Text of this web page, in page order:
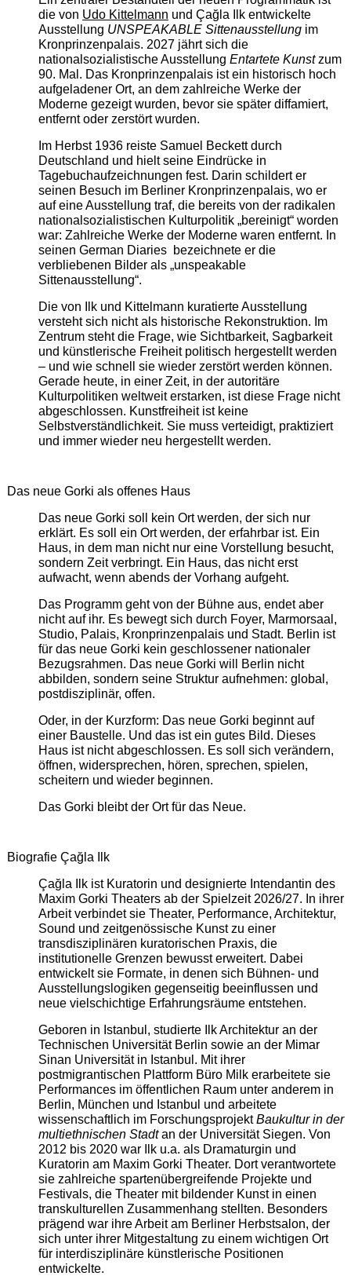
die von Udo Kittelmann und Çağla Ilk entwickelte
Ausstellung UNSPEAKABLE Sittenausstellungim
Kronprinzenpalais. 2027 jährt sich die
nationalsozialistische Ausstellung Entartete Kunstzum
90. Mal. Das Kronprinzenpalais ist ein historisch hoch
aufgeladener Ort, an dem zahlreiche Werke der
Moderne gezeigt wurden, bevor sie später diffamiert,
entfernt oder zerstört wurden.
Im Herbst 1936 reiste Samuel Beckett durch
Deutschland und hielt seine Eindrücke in
Tagebuchaufzeichnungen fest. Darin schildert er
seinen Besuch im Berliner Kronprinzenpalais, wo er
auf eine Ausstellung traf, die bereits von der radikalen
nationalsozialistischen Kulturpolitik „bereinigt“ worden
war: Zahlreiche Werke der Moderne waren entfernt. In
seinen German Diaries bezeichnete er die
verbliebenen Bilder als „unspeakable
Sittenausstellung“.
Die von Ilk und Kittelmann kuratierte Ausstellung
versteht sich nicht als historische Rekonstruktion. Im
Zentrum steht die Frage, wie Sichtbarkeit, Sagbarkeit
und künstlerische Freiheit politisch hergestellt werden
– und wie schnell sie wieder zerstört werden können.
Gerade heute, in einer Zeit, in der autoritäre
Kulturpolitiken weltweit erstarken, ist diese Frage nicht
abgeschlossen. Kunstfreiheit ist keine
Selbstverständlichkeit. Sie muss verteidigt, praktiziert
und immer wieder neu hergestellt werden.
Das neue Gorki als offenes Haus
Das neue Gorki soll kein Ort werden, der sich nur
erklärt. Es soll ein Ort werden, der erfahrbar ist. Ein
Haus, in dem man nicht nur eine Vorstellung besucht,
sondern Zeit verbringt. Ein Haus, das nicht erst
aufwacht, wenn abends der Vorhang aufgeht.
Das Programm geht von der Bühne aus, endet aber
nicht auf ihr. Es bewegt sich durch Foyer, Marmorsaal,
Studio, Palais, Kronprinzenpalais und Stadt. Berlin ist
für das neue Gorki kein geschlossener nationaler
Bezugsrahmen. Das neue Gorki will Berlin nicht
abbilden, sondern seine Struktur aufnehmen: global,
postdisziplinär, offen.
Oder, in der Kurzform: Das neue Gorki beginnt auf
einer Baustelle. Und das ist ein gutes Bild. Dieses
Haus ist nicht abgeschlossen. Es soll sich verändern,
öffnen, widersprechen, hören, sprechen, spielen,
scheitern und wieder beginnen.
Das Gorki bleibt der Ort für das Neue.
Biografie Çağla Ilk
Çağla Ilk ist Kuratorin und designierte Intendantin des
Maxim Gorki Theaters ab der Spielzeit 2026/27. In ihrer
Arbeit verbindet sie Theater, Performance, Architektur,
Sound und zeitgenössische Kunst zu einer
transdisziplinären kuratorischen Praxis, die
institutionelle Grenzen bewusst erweitert. Dabei
entwickelt sie Formate, in denen sich Bühnen- und
Ausstellungslogiken gegenseitig beeinflussen und
neue vielschichtige Erfahrungsräume entstehen.
Geboren in Istanbul, studierte Ilk Architektur an der
Technischen Universität Berlin sowie an der Mimar
Sinan Universität in Istanbul. Mit ihrer
postmigrantischen Plattform Büro Milk erarbeitete sie
Performances im öffentlichen Raum unter anderem in
Berlin, München und Istanbul und arbeitete
wissenschaftlich im ForschungsprojektBaukultur in der
multiethnischen Stadtan der Universität Siegen. Von
2012 bis 2020 war Ilk u.a. als Dramaturgin und
Kuratorin am Maxim Gorki Theater. Dort verantwortete
sie zahlreiche spartenübergreifende Projekte und
Festivals, die Theater mit bildender Kunst in einen
transkulturellen Zusammenhang stellten. Besonders
prägend war ihre Arbeit am Berliner Herbstsalon, der
sich unter ihrer Mitgestaltung zu einem wichtigen Ort
für interdisziplinäre künstlerische Positionen
entwickelte.